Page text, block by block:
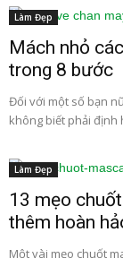
Làm Đẹp
Mách nhỏ
trong 8 bước
Đối với một số bạn
không biết phải định
Làm Đẹp
13 mẹo
thêm hoàn
Một vài mẹo chuốt